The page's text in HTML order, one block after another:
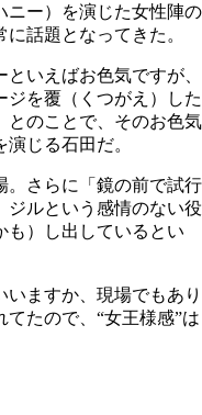
ニー）を演じた女性陣の
話題となってきた。
いえばお色気ですが、
ジを覆（くつがえ）した
とのことで、そのお色気
じる石田だ。
。さらに「鏡の前で試行
ジルという感情のない役
も）し出しているとい
いますか、現場でもあり
たので、“女王様感”は